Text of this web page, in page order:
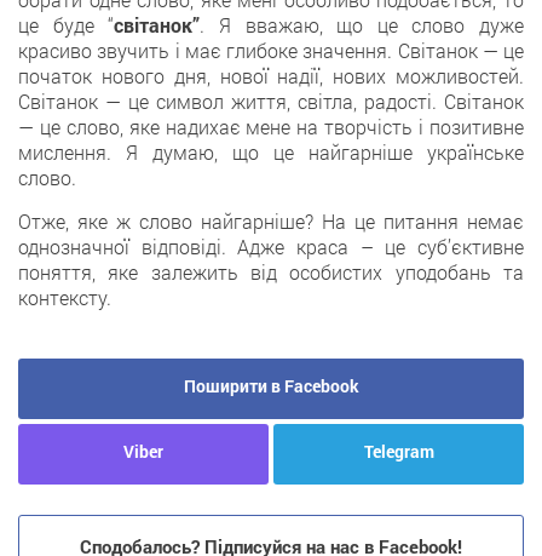
це буде “світанок”. Я вважаю, що це слово дуже
красиво звучить і має глибоке значення. Світанок — це
початок нового дня, нової надії, нових можливостей.
Світанок — це символ життя, світла, радості. Світанок
— це слово, яке надихає мене на творчість і позитивне
мислення. Я думаю, що це найгарніше українське
слово.
Отже, яке ж слово найгарніше? На це питання немає
однозначної відповіді. Адже краса – це суб’єктивне
поняття, яке залежить від особистих уподобань та
контексту.
Поширити в Facebook
Viber Telegram
Сподобалось? Підписуйся на нас в Facebook!